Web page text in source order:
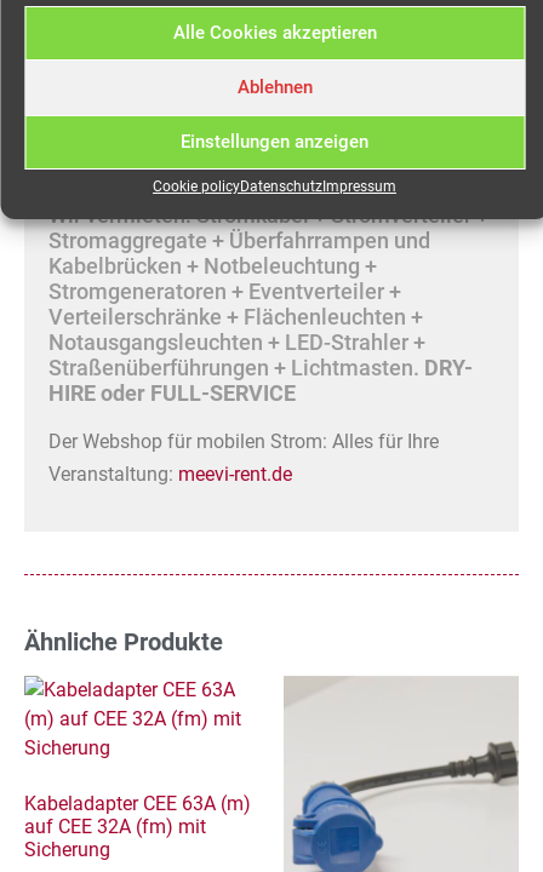
Alle Cookies akzeptieren
Ablehnen
Einstellungen anzeigen
Cookie policyDatenschutzImpressum
Kabeladapter CEE 125A
(m) auf Aderendhülse
mieten
Mieten Sie Ihre mobile Stromversorgung
online bei MEEVI-rent in Stuttgart.
Wir vermieten: Stromkabel + Stromverteiler +
Stromaggregate + Überfahrrampen und
Kabelbrücken + Notbeleuchtung +
Stromgeneratoren + Eventverteiler +
Verteilerschränke + Flächenleuchten +
Notausgangsleuchten + LED-Strahler +
Straßenüberführungen + Lichtmasten. DRY-
HIRE oder FULL-SERVICE
Der Webshop für mobilen Strom: Alles für Ihre
Veranstaltung: meevi-rent.de
Ähnliche Produkte
Kabeladapter CEE 63A (m)
auf CEE 32A (fm) mit
Sicherung